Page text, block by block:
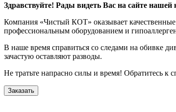
Здравствуйте! Рады видеть Вас на сайте нашей
Компания «Чистый КОТ» оказывает
профессиональным оборудованием и
В наше время справиться со следами на обивке
зачастую оставляют разводы.
Не тратьте напрасно силы и время! Обратитесь
Заказать